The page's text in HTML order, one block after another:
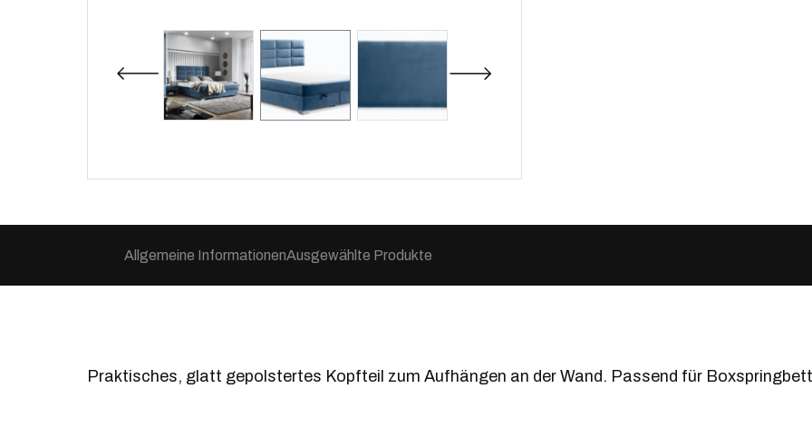
Allgemeine InformationenAusgewählte Produkte
Praktisches, glatt gepolstertes Kopfteil zum Aufhängen an der Wand. Passend für